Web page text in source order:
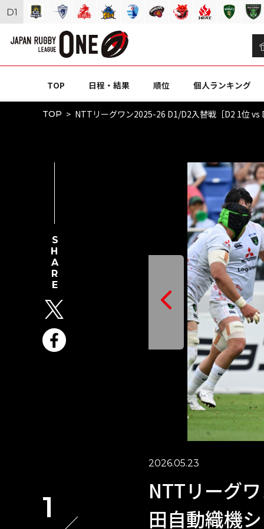
TOP 日程・結果 順位 個人ランキング
TOP NTTリーグワン2025-26 D1/D2入替戦［D2 1位
2026.05.23
NTTリーグ
田自動織機
SHARE
1
D1